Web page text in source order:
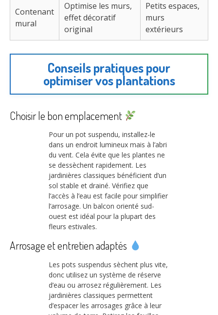
Contenant
mural
Optimise les murs,
effet décoratif
original
Petits espaces,
murs
extérieurs
Conseils pratiques pour
optimiser vos plantations
Choisir le bon emplacement
Pour un pot suspendu, installez-le
dans un endroit lumineux mais à l’abri
du vent. Cela évite que les plantes ne
se dessèchent rapidement. Les
jardinières classiques bénéficient d’un
sol stable et drainé. Vérifiez que
l’accès à l’eau est facile pour simplifier
l’arrosage. Un balcon orienté sud-
ouest est idéal pour la plupart des
fleurs estivales.
Arrosage et entretien adaptés
Les pots suspendus sèchent plus vite,
donc utilisez un système de réserve
d’eau ou arrosez régulièrement. Les
jardinières classiques permettent
d’espacer les arrosages grâce à leur